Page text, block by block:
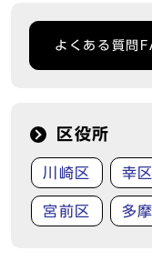
よくある質問
区役所
川崎区 幸区
宮前区 多